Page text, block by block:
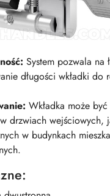
System pozwala na
długości wkładki do
Wkładka może
drzwiach wejściowych,
w budynkach